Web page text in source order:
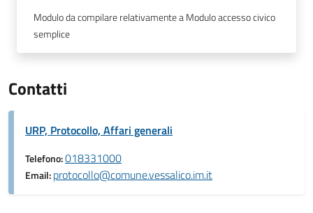
Modulo da compilare relativamente a Modulo accesso civico
semplice
Contatti
URP, Protocollo, Affari generali
Telefono:018331000
Email:protocollo@comune.vessalico.im.it